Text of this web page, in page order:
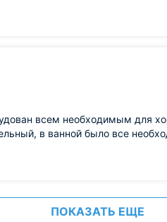
всем необходимым для
в ванной было все
ПОКАЗАТЬ ЕЩЕ